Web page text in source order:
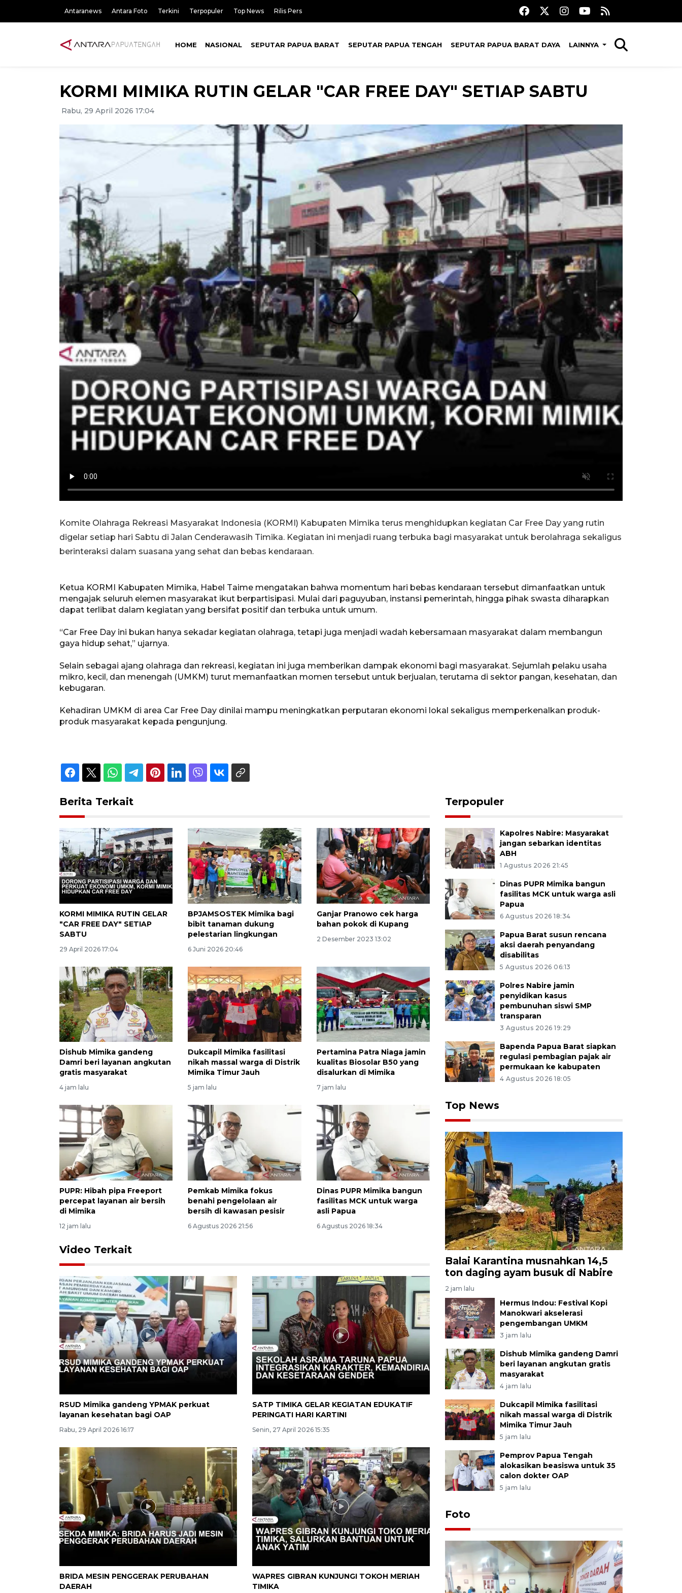
Antaranews Antara Foto Terkini Terpopuler Top News Rilis Pers
HOME NASIONAL SEPUTAR PAPUA BARAT SEPUTAR PAPUA TENGAH SEPUTAR PAPUA BARAT DAYA LAINNYA
KORMI MIMIKA RUTIN GELAR "CAR FREE DAY" SETIAP SABTU
Rabu, 29 April 2026 17:04
Komite Olahraga Rekreasi Masyarakat Indonesia (KORMI) Kabupaten Mimika terus menghidupkan kegiatan Car Free Day yang rutin
digelar setiap hari Sabtu di Jalan Cenderawasih Timika. Kegiatan ini menjadi ruang terbuka bagi masyarakat untuk berolahraga sekaligus
berinteraksi dalam suasana yang sehat dan bebas kendaraan.
Ketua KORMI Kabupaten Mimika, Habel Taime mengatakan bahwa momentum hari bebas kendaraan tersebut dimanfaatkan untuk
mengajak seluruh elemen masyarakat ikut berpartisipasi. Mulai dari paguyuban, instansi pemerintah, hingga pihak swasta diharapkan
dapat terlibat dalam kegiatan yang bersifat positif dan terbuka untuk umum.
“Car Free Day ini bukan hanya sekadar kegiatan olahraga, tetapi juga menjadi wadah kebersamaan masyarakat dalam membangun
gaya hidup sehat,” ujarnya.
Selain sebagai ajang olahraga dan rekreasi, kegiatan ini juga memberikan dampak ekonomi bagi masyarakat. Sejumlah pelaku usaha
mikro, kecil, dan menengah (UMKM) turut memanfaatkan momen tersebut untuk berjualan, terutama di sektor pangan, kesehatan, dan
kebugaran.
Kehadiran UMKM di area Car Free Day dinilai mampu meningkatkan perputaran ekonomi lokal sekaligus memperkenalkan produk-
produk masyarakat kepada pengunjung.
Berita Terkait
KORMI MIMIKA RUTIN GELAR
"CAR FREE DAY" SETIAP
SABTU
29 April 2026 17:04
BPJAMSOSTEK Mimika bagi
bibit tanaman dukung
pelestarian lingkungan
6 Juni 2026 20:46
Ganjar Pranowo cek harga
bahan pokok di Kupang
2 Desember 2023 13:02
Dishub Mimika gandeng
Damri beri layanan angkutan
gratis masyarakat
4 jam lalu
Dukcapil Mimika fasilitasi
nikah massal warga di Distrik
Mimika Timur Jauh
5 jam lalu
Pertamina Patra Niaga jamin
kualitas Biosolar B50 yang
disalurkan di Mimika
7 jam lalu
PUPR: Hibah pipa Freeport
percepat layanan air bersih
di Mimika
12 jam lalu
Pemkab Mimika fokus
benahi pengelolaan air
bersih di kawasan pesisir
6 Agustus 2026 21:56
Dinas PUPR Mimika bangun
fasilitas MCK untuk warga
asli Papua
6 Agustus 2026 18:34
Video Terkait
RSUD Mimika gandeng YPMAK perkuat
layanan kesehatan bagi OAP
Rabu, 29 April 2026 16:17
SATP TIMIKA GELAR KEGIATAN EDUKATIF
PERINGATI HARI KARTINI
Senin, 27 April 2026 15:35
BRIDA MESIN PENGGERAK PERUBAHAN
DAERAH
WAPRES GIBRAN KUNJUNGI TOKOH MERIAH
TIMIKA
Terpopuler
Kapolres Nabire: Masyarakat
jangan sebarkan identitas
ABH
1 Agustus 2026 21:45
Dinas PUPR Mimika bangun
fasilitas MCK untuk warga asli
Papua
6 Agustus 2026 18:34
Papua Barat susun rencana
aksi daerah penyandang
disabilitas
5 Agustus 2026 06:13
Polres Nabire jamin
penyidikan kasus
pembunuhan siswi SMP
transparan
3 Agustus 2026 19:29
Bapenda Papua Barat siapkan
regulasi pembagian pajak air
permukaan ke kabupaten
4 Agustus 2026 18:05
Top News
Balai Karantina musnahkan 14,5
ton daging ayam busuk di Nabire
2 jam lalu
Hermus Indou: Festival Kopi
Manokwari akselerasi
pengembangan UMKM
3 jam lalu
Dishub Mimika gandeng Damri
beri layanan angkutan gratis
masyarakat
4 jam lalu
Dukcapil Mimika fasilitasi
nikah massal warga di Distrik
Mimika Timur Jauh
5 jam lalu
Pemprov Papua Tengah
alokasikan beasiswa untuk 35
calon dokter OAP
5 jam lalu
Foto